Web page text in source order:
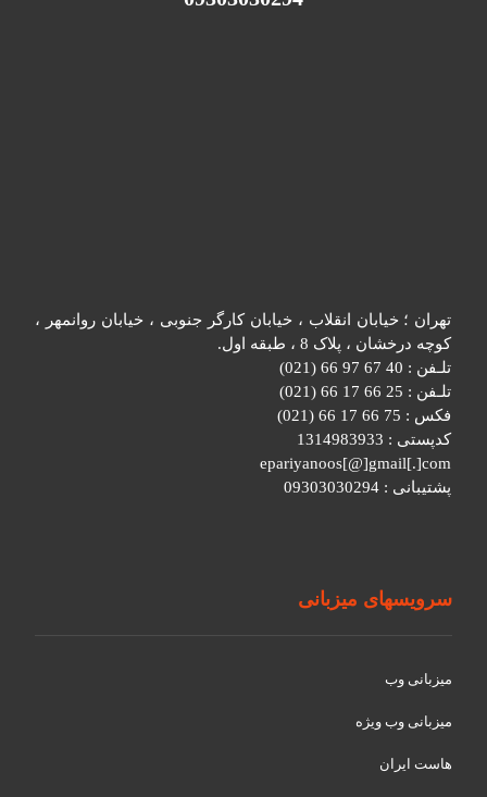
تهران ؛ خیابان انقلاب ، خیابان کارگر جنوبی ، خیابان روانمهر ،
کوچه درخشان ، پلاک 8 ، طبقه اول.
تلـفن : 40 67 97 66 (021)
تلـفن : 25 66 17 66 (021)
فکس : 75 66 17 66 (021)
کدپستی : 1314983933
epariyanoos[@]gmail[.]com
پشتیبانی : 09303030294
سرویسهای میزبانی
میزبانی وب
میزبانی وب ویژه
هاست ایران